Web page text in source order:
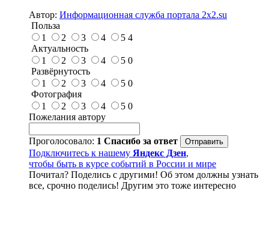
Автор: Информационная служба портала 2x2.su
Польза
1
2 3 4 5 4
Актуальность
1
2 3 4 5 0
Развёрнутость
1
2 3 4 5 0
Фотография
1
2 3 4 5 0
Пожелания автору
Проголосовало: 1 Спасибо за ответ
Подключитесь к нашему Яндекс Дзен,
чтобы быть в курсе событий в России и мире
Почитал? Поделись с другими! Об этом должны узнать
все, срочно поделись! Другим это тоже интересно